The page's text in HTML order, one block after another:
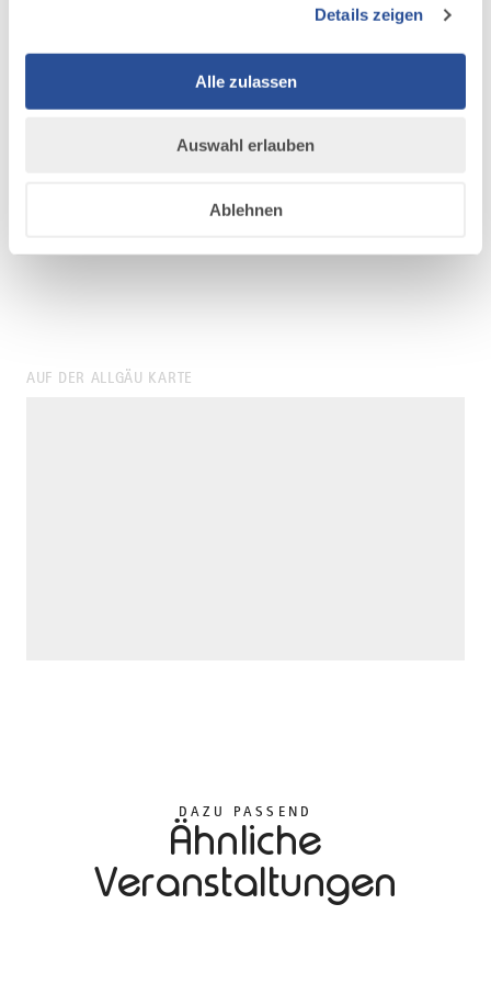
Details zeigen
Alle zulassen
Auswahl erlauben
Ablehnen
AUF DER ALLGÄU KARTE
DAZU PASSEND
Ähnliche
Veranstaltungen